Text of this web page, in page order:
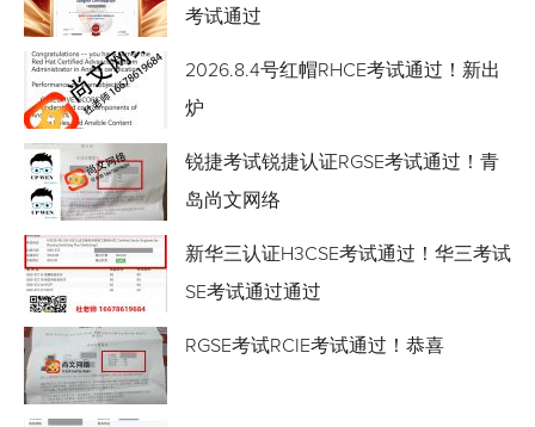
考试通过
2026.8.4号红帽RHCE考试通过！新出
炉
锐捷考试锐捷认证RGSE考试通过！青
岛尚文网络
新华三认证H3CSE考试通过！华三考试
SE考试通过通过
RGSE考试RCIE考试通过！恭喜